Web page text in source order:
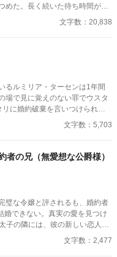
めた。長く続いた待ち時間が、
けれど次の瞬間、彼は私の手を
評するように静かな声で言っ
った。まるで、たいしたことで
なると、どうしても瑠奈のこと
文字数：20,838
るルミリア・ターセンは1年間
場で見に覚えのない罪でウスタ
に婚約破棄を言いつけられ
な気持ちで見ていただけると嬉
文字数：5,703
者の兄（無愛想な公爵様）
璧な令嬢と評されるも、婚約者
婚できない。真実の愛を見つけ
子の隣には、彼の新しい恋人と
、テンプレ展開すぎない？」と
向には逆らえず破談を受け入
文字数：2,477